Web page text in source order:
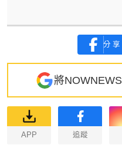
分享
將
APP 追蹤